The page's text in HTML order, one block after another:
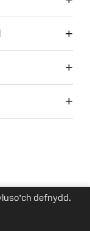
defnydd.
+
+
+
Elusen 525774